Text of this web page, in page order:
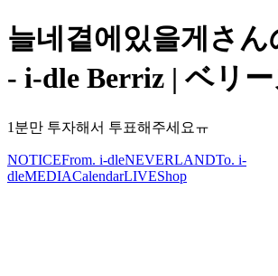
늘네곁에있을게さん
- i-dle Berriz | ベリ
1분만 투자해서 투표해주세요ㅠ
NOTICEFrom. i-dleNEVERLANDTo. i-
dleMEDIACalendarLIVEShop